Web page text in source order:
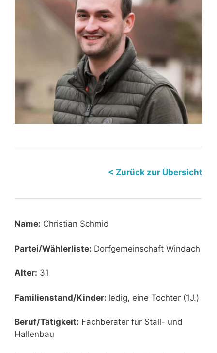
< Zurück zur Übersicht
Name: Christian Schmid
Partei/Wählerliste: Dorfgemeinschaft Windach
Alter: 31
Familienstand/Kinder: ledig, eine Tochter (1J.)
Beruf/Tätigkeit: Fachberater für Stall- und
Hallenbau